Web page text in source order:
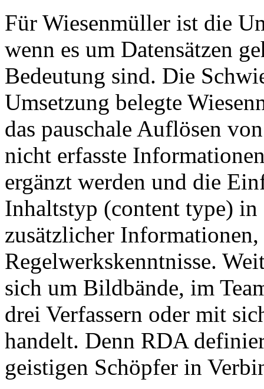
Für Wiesenmüller ist die
wenn es um Datensätzen
Bedeutung sind. Die
Umsetzung belegte
das pauschale Auflösen
nicht erfasste
ergänzt werden und die
Inhaltstyp (content type)
zusätzlicher Informationen,
Regelwerkskenntnisse.
sich um Bildbände, im
drei Verfassern oder mit
handelt. Denn RDA
geistigen Schöpfer in